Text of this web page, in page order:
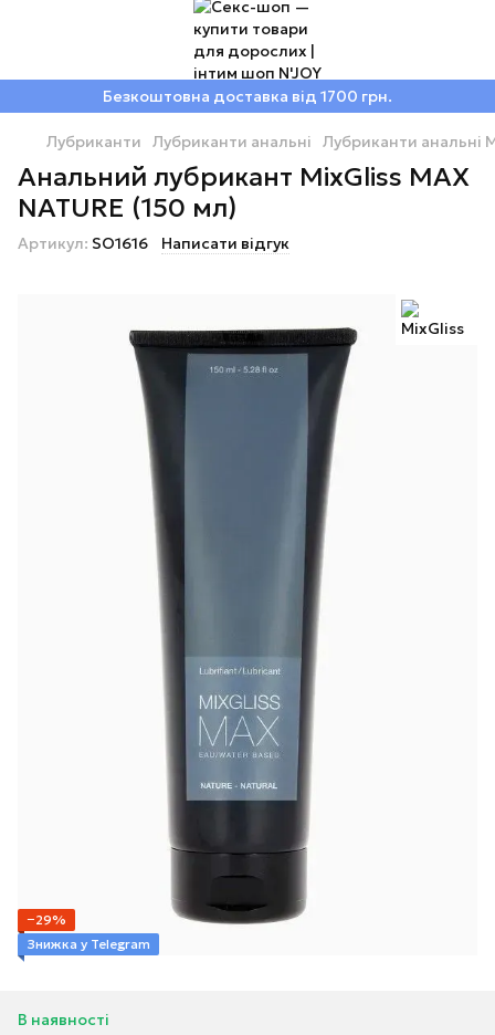
Безкоштовна доставка від 1700 грн.
Лубриканти Лубриканти анальні Лубриканти анальні
Анальний лубрикант MixGliss MAX
NATURE (150 мл)
Артикул: SO1616 Написати відгук
−29%
Знижка у Telegram
В наявності